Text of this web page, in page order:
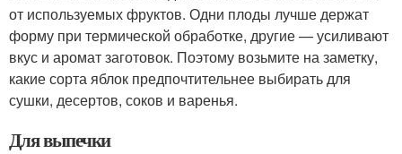
от используемых фруктов. Одни плоды лучше держат
форму при термической обработке, другие — усиливают
вкус и аромат заготовок. Поэтому возьмите на заметку,
какие сорта яблок предпочтительнее выбирать для
сушки, десертов, соков и варенья.
Для выпечки